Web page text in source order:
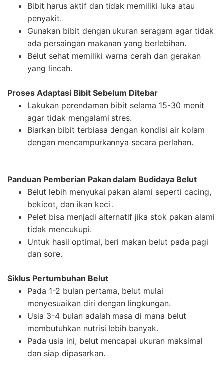
Bibit harus aktif dan tidak memiliki luka atau
penyakit.
Gunakan bibit dengan ukuran seragam agar tidak
ada persaingan makanan yang berlebihan.
Belut sehat memiliki warna cerah dan gerakan
yang lincah.
Proses Adaptasi Bibit Sebelum Ditebar
Lakukan perendaman bibit selama 15-30 menit
agar tidak mengalami stres.
Biarkan bibit terbiasa dengan kondisi air kolam
dengan mencampurkannya secara perlahan.
Panduan Pemberian Pakan dalam Budidaya Belut
Belut lebih menyukai pakan alami seperti cacing,
bekicot, dan ikan kecil.
Pelet bisa menjadi alternatif jika stok pakan alami
tidak mencukupi.
Untuk hasil optimal, beri makan belut pada pagi
dan sore.
Siklus Pertumbuhan Belut
Pada 1-2 bulan pertama, belut mulai
menyesuaikan diri dengan lingkungan.
Usia 3-4 bulan adalah masa di mana belut
membutuhkan nutrisi lebih banyak.
Pada usia ini, belut mencapai ukuran maksimal
dan siap dipasarkan.